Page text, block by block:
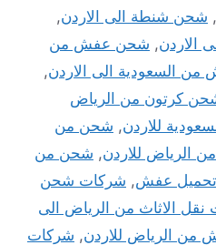
, شحن شنطة الى الاردن,
الاردن, شحن عفش من
السعودية الى الاردن,
كرتون من الرياض
للاردن, شحن من
الرياض للاردن, شحن من
عفش, شركات شحن
الاثاث من الرياض الى
من الرياض للاردن, شركات